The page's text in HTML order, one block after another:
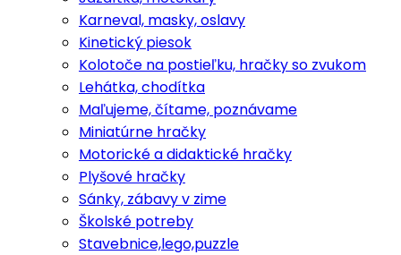
Karneval, masky, oslavy
Kinetický piesok
Kolotoče na postieľku, hračky so zvukom
Lehátka, chodítka
Maľujeme, čítame, poznávame
Miniatúrne hračky
Motorické a didaktické hračky
Plyšové hračky
Sánky, zábavy v zime
Školské potreby
Stavebnice,lego,puzzle